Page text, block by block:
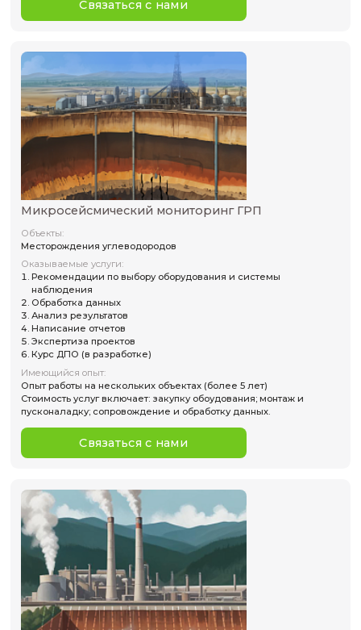
Экспертиза проектов
Аренда оборудования со специалистом
Опыт работы на нескольких объектах (более 5 лет).
Арктике (с 2019 года).
Стоимость услуг включает: закупку обоудования;
пусконаладку; сопровождение и обработку данных.
Связаться с нами
Микросейсмический мониторинг ГРП
Месторождения углеводородов
Рекомендации по выбору оборудования и системы
наблюдения
Обработка данных
Анализ результатов
Написание отчетов
Экспертиза проектов
Курс ДПО (в разработке)
Имеющийся опыт:
Опыт работы на нескольких объектах (более 5 лет)